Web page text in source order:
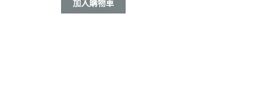
加入購物車